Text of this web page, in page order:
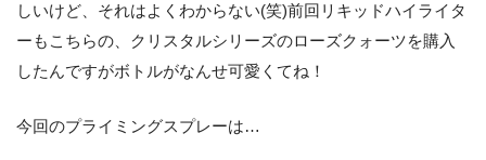
しいけど、それはよくわからない(笑)前回リキッドハイライタ
ーもこちらの、クリスタルシリーズのローズクォーツを購入
したんですがボトルがなんせ可愛くてね！
今回のプライミングスプレーは…